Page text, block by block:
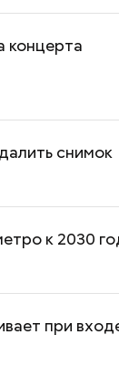
концерта
снимок
к 2030
при